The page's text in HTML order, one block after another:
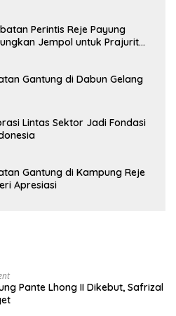
Perintis Reje Payung
Jempol untuk Prajurit
Gantung di Dabun Gelang
Lintas Sektor Jadi Fondasi
Gantung di Kampung Reje
Apresiasi
Pante Lhong II Dikebut, Safrizal